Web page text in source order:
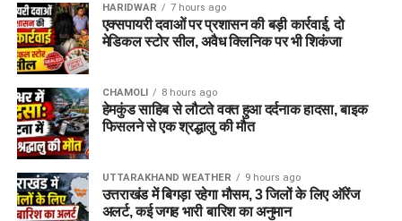
HARIDWAR 7 hours ago
एक्सपायरी दवाओं पर प्रशासन की बड़ी कार्रवाई, दो
मेडिकल स्टोर सील, अवैध क्लिनिक पर भी शिकंजा
CHAMOLI 8 hours ago
हेमकुंड साहिब से लौटते वक्त हुआ दर्दनाक हादसा, बाइक
फिसलने से एक श्रद्धालु की मौत
UTTARAKHAND WEATHER 9 hours ago
उत्तराखंड में बिगड़ा रहेगा मौसम, 3 जिलों के लिए ऑरेंज
अलर्ट, कई जगह भारी बारिश का अनुमान